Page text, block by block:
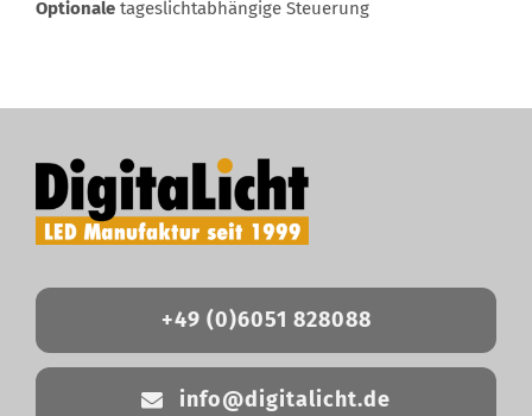
Optionaletageslichtabhängige Steuerung
+49 (0)6051 828088
info@digitalicht.de